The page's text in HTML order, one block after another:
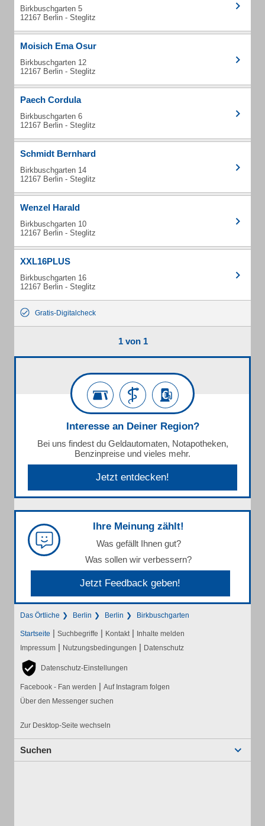
Birkbuschgarten 5
12167 Berlin - Steglitz
Moisich Ema Osur
Birkbuschgarten 12
12167 Berlin - Steglitz
Paech Cordula
Birkbuschgarten 6
12167 Berlin - Steglitz
Schmidt Bernhard
Birkbuschgarten 14
12167 Berlin - Steglitz
Wenzel Harald
Birkbuschgarten 10
12167 Berlin - Steglitz
XXL16PLUS
Birkbuschgarten 16
12167 Berlin - Steglitz
Gratis-Digitalcheck
1 von 1
Interesse an Deiner Region?
Bei uns findest du Geldautomaten, Notapotheken,
Benzinpreise und vieles mehr.
Jetzt entdecken!
Ihre Meinung zählt!
Was gefällt Ihnen gut?
Was sollen wir verbessern?
Jetzt Feedback geben!
Das Örtliche Berlin Berlin Birkbuschgarten
Startseite | Suchbegriffe | Kontakt | Inhalte melden
Impressum | Nutzungsbedingungen | Datenschutz
Datenschutz-Einstellungen
Facebook - Fan werden | Auf Instagram folgen
Über den Messenger suchen
Zur Desktop-Seite wechseln
Suchen